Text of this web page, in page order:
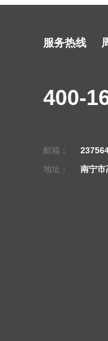
服务热线
400-
邮箱：
地址：
南宁市